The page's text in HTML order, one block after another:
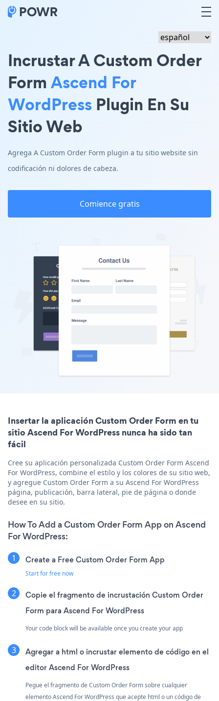
Incrustar A Custom Order
Form Ascend For
WordPress Plugin En Su
Sitio Web
Agrega A Custom Order Form plugin a tu sitio website sin
codificación ni dolores de cabeza.
Comience gratis
Insertar la aplicación Custom Order Form en tu
sitio Ascend For WordPress nunca ha sido tan
fácil
Cree su aplicación personalizada Custom Order Form Ascend
For WordPress, combine el estilo y los colores de su sitio web,
y agregue Custom Order Form a su Ascend For WordPress
página, publicación, barra lateral, pie de página o donde
desee en su sitio.
How To Add a Custom Order Form App on Ascend
For WordPress:
Create a Free Custom Order Form App
Start for free now
Copie el fragmento de incrustación Custom Order
Form para Ascend For WordPress
Your code block will be available once you create your app
Agregar a html o incrustar elemento de código en el
editor Ascend For WordPress
Pegue el fragmento de Custom Order Form sobre cualquier
elemento Ascend For WordPress que acepte html o un código de